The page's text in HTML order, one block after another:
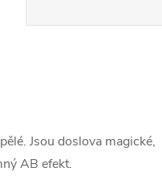
Jsou doslova magické,
AB efekt.